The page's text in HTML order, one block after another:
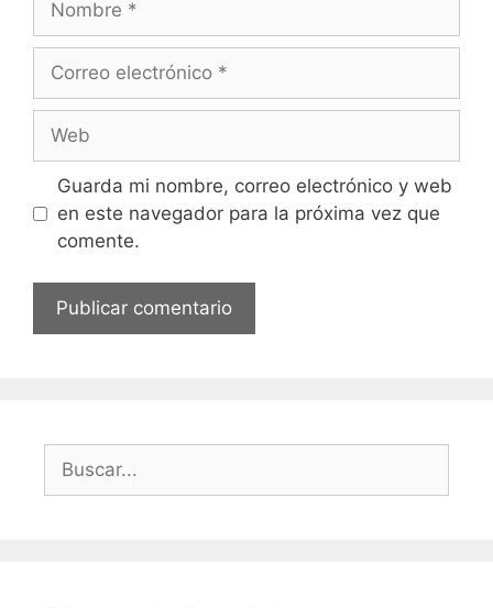
electrónico
Guarda mi nombre, correo electrónico y web
en este navegador para la próxima vez que
comente.
Buscar: